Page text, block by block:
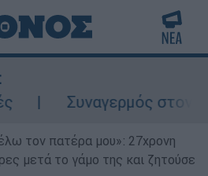
Συναγερμός στον
τον πατέρα μου»: 27χρονη
μετά το γάμο της και ζητούσε